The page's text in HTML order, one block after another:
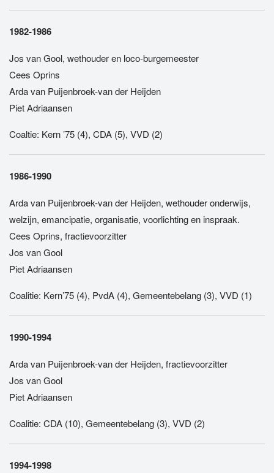
1982-1986
Jos van Gool, wethouder en loco-burgemeester
Cees Oprins
Arda van Puijenbroek-van der Heijden
Piet Adriaansen
Coaltie: Kern ’75 (4), CDA (5), VVD (2)
1986-1990
Arda van Puijenbroek-van der Heijden, wethouder onderwijs,
welzijn, emancipatie, organisatie, voorlichting en inspraak.
Cees Oprins, fractievoorzitter
Jos van Gool
Piet Adriaansen
Coalitie: Kern’75 (4), PvdA (4), Gemeentebelang (3), VVD (1)
1990-1994
Arda van Puijenbroek-van der Heijden, fractievoorzitter
Jos van Gool
Piet Adriaansen
Coalitie: CDA (10), Gemeentebelang (3), VVD (2)
1994-1998